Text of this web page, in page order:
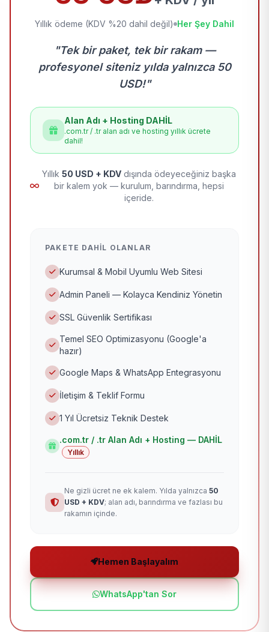
Yıllık ödeme (KDV %20 dahil değil) Her Şey Dahil
"Tek bir paket, tek bir rakam —
profesyonel siteniz yılda yalnızca 50
USD!"
Alan Adı + Hosting DAHİL
.com.tr / .tr alan adı ve hosting yıllık ücrete
dahil!
Yıllık 50 USD + KDV dışında ödeyeceğiniz başka
bir kalem yok — kurulum, barındırma, hepsi
içeride.
PAKETE DAHIL OLANLAR
Kurumsal & Mobil Uyumlu Web Sitesi
Admin Paneli — Kolayca Kendiniz Yönetin
SSL Güvenlik Sertifikası
Temel SEO Optimizasyonu (Google'a
hazır)
Google Maps & WhatsApp Entegrasyonu
İletişim & Teklif Formu
1 Yıl Ücretsiz Teknik Destek
.com.tr / .tr Alan Adı + Hosting — DAHİL
Yıllık
Ne gizli ücret ne ek kalem. Yılda yalnızca 50
USD + KDV; alan adı, barındırma ve fazlası bu
rakamın içinde.
Hemen Başlayalım
WhatsApp'tan Sor